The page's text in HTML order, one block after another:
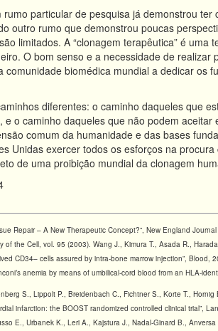
particular de pesquisa já demonstrou
outro rumo que demonstrou poucas
limitados. A “clonagem terapêutica” é
O bom senso e a necessidade de
biomédica mundial a dedicar os
diferentes: o caminho daqueles que
o caminho daqueles que não podem
comum da humanidade e das bases
Unidas exercer todos os esforços na
de uma proibição mundial da clonagem
Repair – A New Therapeutic Concept?”, New England
of the Cell, vol. 95 (2003). Wang J., Kimura T., Asada R.,
CD34– cells assured by intra-bone marrow injection”,
anemia by means of umbilical-cord blood from an HLA-
S., Lippolt P., Breidenbach C., Fichtner S., Korte T.,
infarction: the BOOST randomized controlled clinical trial”,
E., Urbanek K., Leri A., Kajstura J., Nadal-Ginard B.,